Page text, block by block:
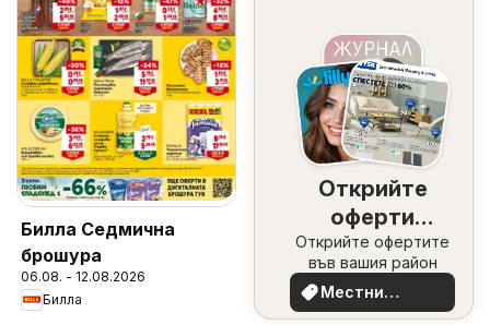
Билла Седмична
брошура
06.08. - 12.08.2026
Билла
Открийте
оферти
наблизо
Открийте офертите
във вашия район
Местни
оферти